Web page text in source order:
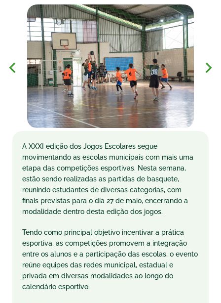
A XXXI edição dos Jogos Escolares segue
movimentando as escolas municipais com mais uma
etapa das competições esportivas. Nesta semana,
estão sendo realizadas as partidas de basquete,
reunindo estudantes de diversas categorias, com
finais previstas para o dia 27 de maio, encerrando a
modalidade dentro desta edição dos jogos.
Tendo como principal objetivo incentivar a prática
esportiva, as competições promovem a integração
entre os alunos e a participação das escolas, o evento
reúne equipes das redes municipal, estadual e
privada em diversas modalidades ao longo do
calendário esportivo.